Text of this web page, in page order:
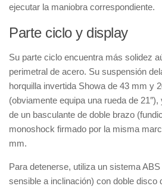
ejecutar la maniobra correspondiente.
Parte ciclo y display
Su parte ciclo encuentra más solidez
perimetral de acero. Su suspensión
horquilla invertida Showa de 43 mm y
(obviamente equipa una rueda de 21″),
de un basculante de doble brazo
monoshock firmado por la misma
mm.
Para detenerse, utiliza un sistema
sensible a inclinación) con doble disco